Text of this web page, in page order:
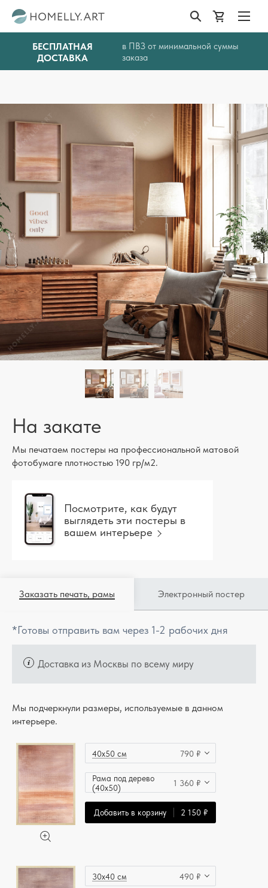
БЕСПЛАТНАЯ
ДОСТАВКА
в ПВЗ от минимальной суммы
заказа
На закате
Мы печатаем постеры на профессиональной матовой
фотобумаге плотностью 190 гр/м2.
Посмотрите, как будут
выглядеть эти постеры в
вашем интерьере
Заказать печать, рамы Электронный постер
*Готовы отправить вам через 1-2 рабочих дня
Доставка из Москвы по всему миру
Мы подчеркнули размеры, используемые в данном
интерьере.
40x50 см 790 ₽
Рама под дерево
(40x50)
1 360 ₽
Добавить в корзину 2 150 ₽
30x40 см 490 ₽